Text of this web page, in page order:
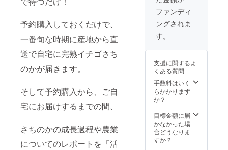
予約購入しておくだけで、
一番旬な時期に産地から直
送で自宅に完熟イチゴさち
のかが届きます。
そして予約購入から、ご自
宅にお届けするまでの間、
さちのかの成長過程や農業
についてのレポートを「活
めにお
召し上
がり下
法：冷
保管 製
造者：
園村苺
園 〒
本県宇
土市走
潟町993
ファンディ
ングされま
す。
支援に関するよ
くある質問
手数料はいく
らかかります
か？
目標金額に届
かなかった場
合どうなりま
すか？